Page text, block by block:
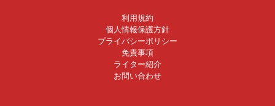
利用規約
個人情報保護方針
プライバシーポリシー
免責事項
ライター紹介
お問い合わせ